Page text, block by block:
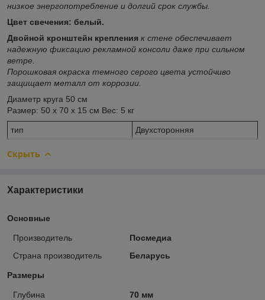
низкое энергопотребление и долгий срок службы.
Цвет свечения: белый.
Двойной кронштейн крепления к стене обеспечивает
надежную фиксацию рекламной консоли даже при сильном
ветре.
Порошковая окраска темного серого цвета устойчиво
защищает металл от коррозии.
Диаметр круга 50 см
Размер: 50 х 70 х 15 см Вес: 5 кг
тип Двухсторонняя
Скрыть
Характеристики
Основные
Производитель
Посмедиа
Страна производитель
Беларусь
Размеры
Глубина
70 мм